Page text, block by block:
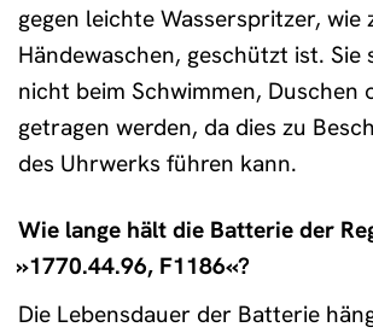
gegen leichte Wasserspritzer, wie
Händewaschen, geschützt ist. Sie
nicht beim Schwimmen, Duschen
getragen werden, da dies zu
des Uhrwerks führen kann.
Wie lange hält die Batterie der
»1770.44.96, F1186«?
Die Lebensdauer der Batterie